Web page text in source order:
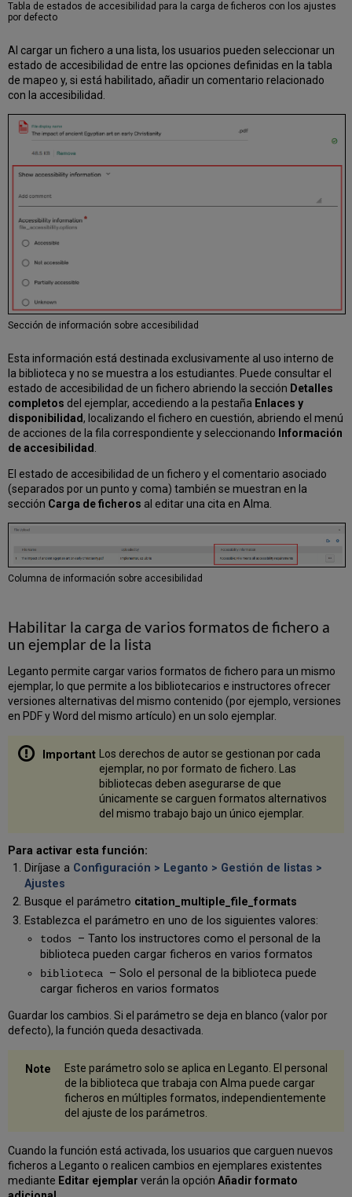
Tabla de estados de accesibilidad para la carga de ficheros con los ajustes
por defecto
Al cargar un fichero a una lista, los usuarios pueden seleccionar un
estado de accesibilidad de entre las opciones definidas en la tabla
de mapeo y, si está habilitado, añadir un comentario relacionado
con la accesibilidad.
Sección de información sobre accesibilidad
Esta información está destinada exclusivamente al uso interno de
la biblioteca y no se muestra a los estudiantes. Puede consultar el
estado de accesibilidad de un fichero abriendo la sección Detalles
completos del ejemplar, accediendo a la pestaña Enlaces y
disponibilidad, localizando el fichero en cuestión, abriendo el menú
de acciones de la fila correspondiente y seleccionando Información
de accesibilidad .
El estado de accesibilidad de un fichero y el comentario asociado
(separados por un punto y coma) también se muestran en la
sección Carga de ficheros al editar una cita en Alma.
Columna de información sobre accesibilidad
Habilitar la carga de varios formatos de fichero a
un ejemplar de la lista
Leganto permite cargar varios formatos de fichero para un mismo
ejemplar, lo que permite a los bibliotecarios e instructores ofrecer
versiones alternativas del mismo contenido (por ejemplo, versiones
en PDF y Word del mismo artículo) en un solo ejemplar.
Los derechos de autor se gestionan por cada
ejemplar, no por formato de fichero. Las
bibliotecas deben asegurarse de que
únicamente se carguen formatos alternativos
del mismo trabajo bajo un único ejemplar.
Para activar esta función:
Diríjase a Configuración > Leganto > Gestión de listas >
Ajustes
Busque el parámetro citation_multiple_file_formats
Establezca el parámetro en uno de los siguientes valores:
todos – Tanto los instructores como el personal de la
biblioteca pueden cargar ficheros en varios formatos
biblioteca – Solo el personal de la biblioteca puede
cargar ficheros en varios formatos
Guardar los cambios. Si el parámetro se deja en blanco (valor por
defecto), la función queda desactivada.
Este parámetro solo se aplica en Leganto. El personal
de la biblioteca que trabaja con Alma puede cargar
ficheros en múltiples formatos, independientemente
del ajuste de los parámetros.
Cuando la función está activada, los usuarios que carguen nuevos
ficheros a Leganto o realicen cambios en ejemplares existentes
mediante Editar ejemplar verán la opciónAñadir formato